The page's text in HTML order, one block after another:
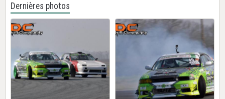
Dernières photos